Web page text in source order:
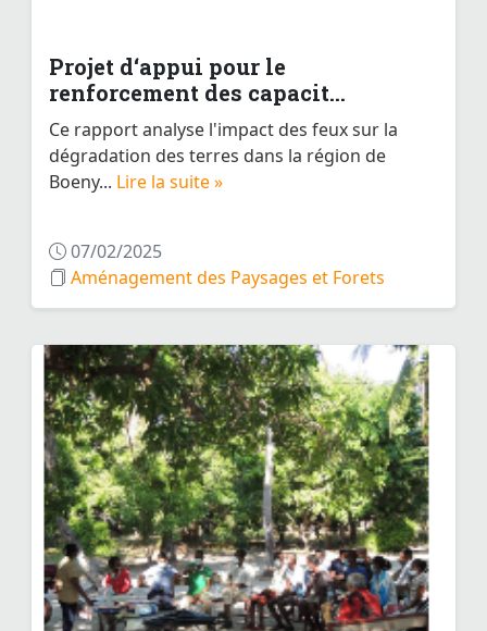
Projet d‘appui pour le
renforcement des capacit...
Ce rapport analyse l'impact des feux sur la
dégradation des terres dans la région de
Boeny... Lire la suite »
07/02/2025
Aménagement des Paysages et Forets